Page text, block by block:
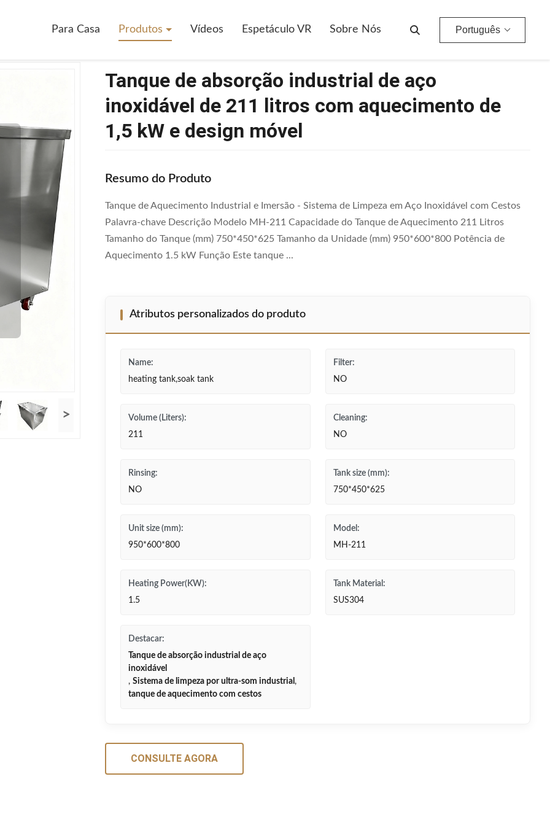
Para Casa Produtos Vídeos Espetáculo VR Sobre Nós Português
>
Tanque de absorção industrial de aço
inoxidável de 211 litros com aquecimento de
1,5 kW e design móvel
Resumo do Produto
Tanque de Aquecimento Industrial e Imersão - Sistema de Limpeza em Aço Inoxidável com Cestos
Palavra-chave Descrição Modelo MH-211 Capacidade do Tanque de Aquecimento 211 Litros
Tamanho do Tanque (mm) 750*450*625 Tamanho da Unidade (mm) 950*600*800 Potência de
Aquecimento 1.5 kW Função Este tanque ...
Atributos personalizados do produto
Name:
heating tank,soak tank
Filter:
NO
Volume (Liters):
211
Cleaning:
NO
Rinsing:
NO
Tank size (mm):
750*450*625
Unit size (mm):
950*600*800
Model:
MH-211
Heating Power(KW):
1.5
Tank Material:
SUS304
Destacar:
Tanque de absorção industrial de aço
inoxidável
, Sistema de limpeza por ultra-som industrial ,
tanque de aquecimento com cestos
CONSULTE AGORA